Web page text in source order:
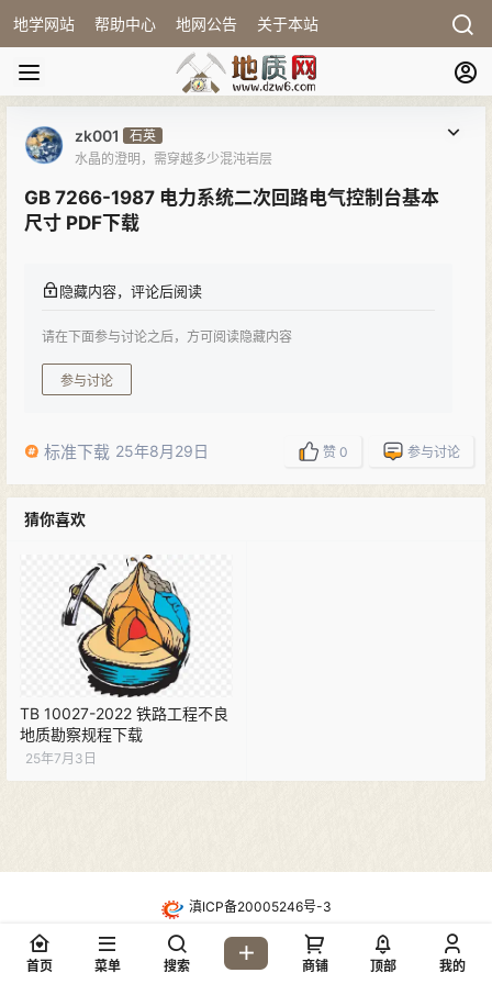
地学网站 帮助中心 地网公告 关于本站
zk001
石英
水晶的澄明，需穿越多少混沌岩层
GB 7266-1987 电力系统二次回路电气控制台基本
尺寸 PDF下载
隐藏内容，评论后阅读
请在下面参与讨论之后，方可阅读隐藏内容
参与讨论
标准下载 25年8月29日 赞 0 参与讨论
猜你喜欢
TB 10027-2022 铁路工程不良
地质勘察规程下载
25年7月3日
滇ICP备20005246号-3
・
酷盾高防CDN防护
Copyright © 2026
地质网论坛(dzw6.com)
首页 菜单 搜索 商铺 顶部 我的